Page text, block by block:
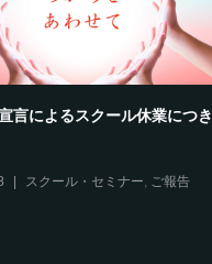
言によるスクール休業につき
スクール・セミナー ご報告